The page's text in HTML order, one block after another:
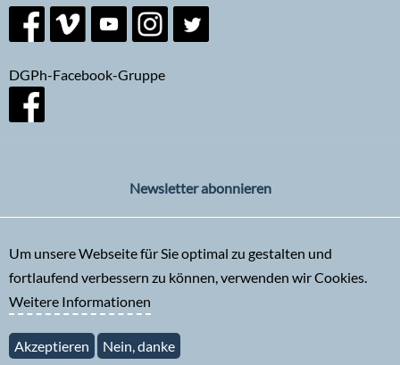
DGPh-Facebook-Gruppe
Newsletter abonnieren
Um unsere Webseite für Sie optimal zu gestalten und
fortlaufend verbessern zu können, verwenden wir Cookies.
Weitere Informationen
Akzeptieren Nein, danke